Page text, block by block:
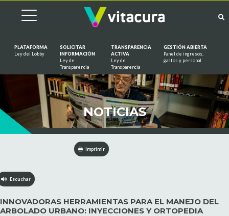
PLATAFORMA
Ley del Lobby
SOLICITAR
INFORMACIÓN
Ley de
Transparencia
TRANSPARENCIA
ACTIVA
Ley de
Transparencia
GESTIÓN ABIERTA
Panel de ingresos,
gastos y personal
NOTICIAS
Imprimir
Escuchar
INNOVADORAS HERRAMIENTAS PARA EL MANEJO DEL
ARBOLADO URBANO: INYECCIONES Y ORTOPEDIA